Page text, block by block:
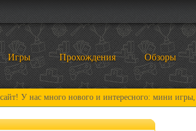
Игры Прохождения Обзоры
много нового и интересного: мини игры, обзоры,